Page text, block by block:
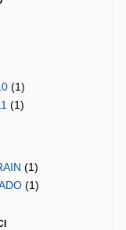
(1)
(1)
(1)
(1)